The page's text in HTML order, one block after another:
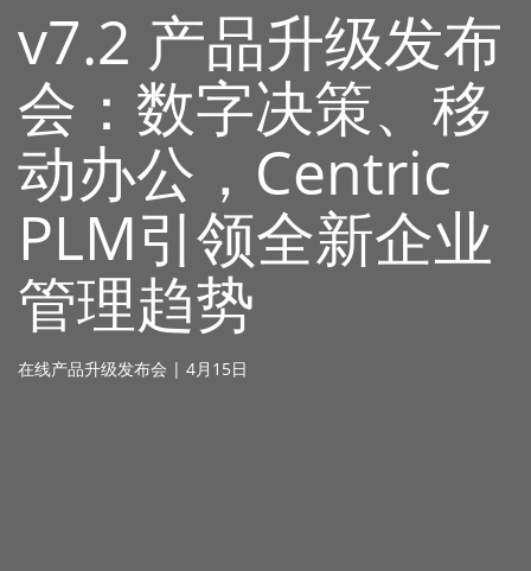
v7.2 产品升级发布
会：数字决策、移
动办公，Centric
PLM引领全新企业
管理趋势
在线产品升级发布会 | 4月15日